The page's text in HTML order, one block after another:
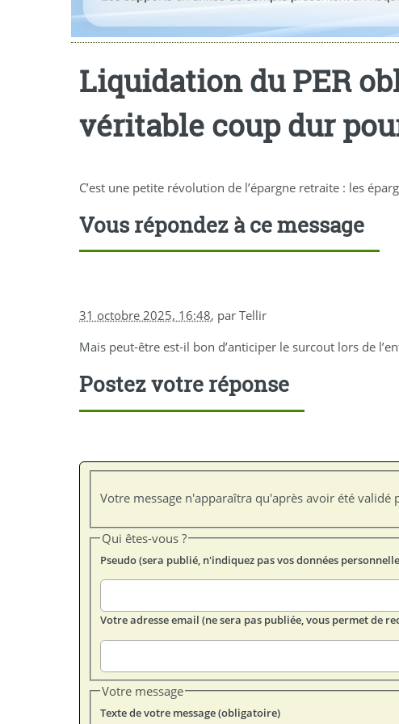
Liquidation du PER
véritable coup dur
C’est une petite révolution de l’épargne retraite : les
Vous répondez à ce message
31 octobre 2025, 16:48, par Tellir
Mais peut-être est-il bon d’anticiper le surcout lors de
Postez votre réponse
Votre message n'apparaîtra qu'après avoir été
Qui êtes-vous ?
Pseudo (sera publié, n'indiquez pas vos données
Votre adresse email (ne sera pas publiée, vous permet de
Votre message
Texte de votre message (obligatoire)